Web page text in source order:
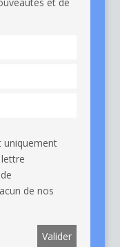
uniquement
de nos